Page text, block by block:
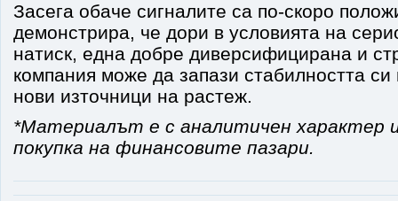
Засега обаче сигналите са по-скоро
демонстрира, че дори в условията на
натиск, една добре диверсифицирана и
компания може да запази стабилността
нови източници на растеж.
*Материалът е с аналитичен характер
покупка на финансовите пазари.